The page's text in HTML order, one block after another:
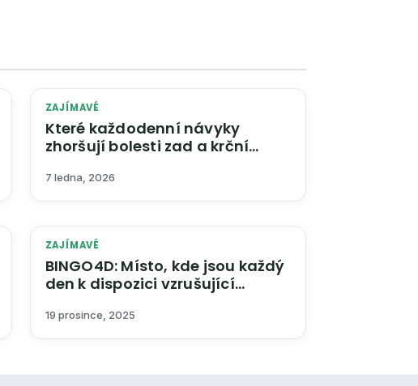
ZAJÍMAVÉ
Které každodenní návyky
zhoršují bolesti zad a krční
7 ledna, 2026
ZAJÍMAVÉ
BINGO4D: Místo, kde jsou každý
den k dispozici vzrušující
19 prosince, 2025